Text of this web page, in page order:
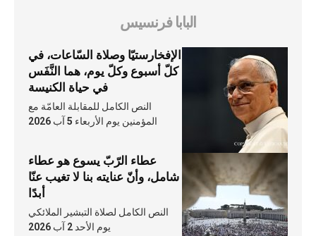
البابا فرنسيس
الإفخارستيّا وصلاة السّاعات، في
كلّ أسبوع وكلّ يوم، هما النَّفَس
في حياة الكنيسة
النص الكامل للمقابلة العامّة مع
المؤمنين يوم الأربعاء 5 آب 2026
عطاء الرّبّ يسوع هو عطاء
شامل، وأنّ عنايته بنا لا تغيب عنّا
أبدًا
النص الكامل لصلاة التبشير الملائكي
يوم الأحد 2 آب 2026